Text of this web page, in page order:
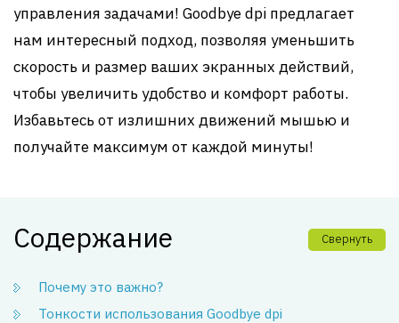
управления задачами! Goodbye dpi предлагает
нам интересный подход, позволяя уменьшить
скорость и размер ваших экранных действий,
чтобы увеличить удобство и комфорт работы.
Избавьтесь от излишних движений мышью и
получайте максимум от каждой минуты!
Содержание Свернуть
Почему это важно?
Тонкости использования Goodbye dpi